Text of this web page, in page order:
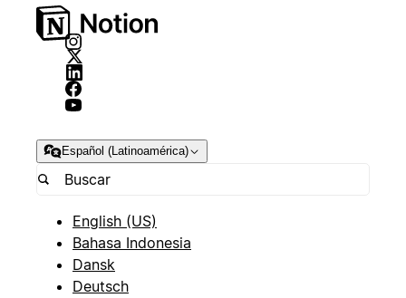
Español (Latinoamérica)
English (US)
Bahasa Indonesia
Dansk
Deutsch